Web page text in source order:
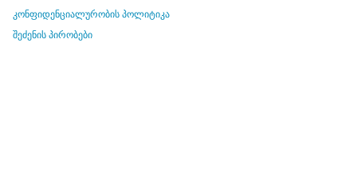
კონფიდენციალურობის პოლიტიკა
შეძენის პირობები